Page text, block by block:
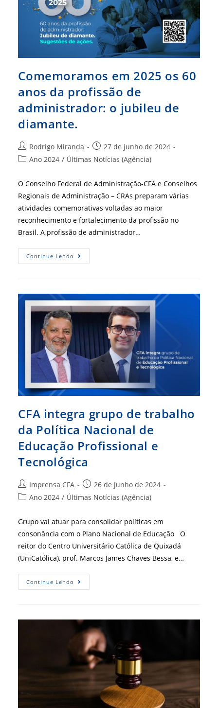
Capacitação
No
CRA-
MA
Comemoramos em 2025 os 60
anos da profissão de
administrador: o jubileu de
diamante.
Autor
do
Rodrigo Miranda
Post
publicado:
27 de junho de 2024
Categoria
post:
Ano 2024 / Últimas Notícias (Agência)
O Conselho Federal de Administração-CFA e Conselhos
Regionais de Administração – CRAs preparam várias
atividades comemorativas voltadas ao maior
reconhecimento e fortalecimento da profissão no
Brasil. A profissão de administrador…
Continue Lendo Comemoramos
Em
Da
Profissão
De
Administrador:
De
Diamante.
CFA integra grupo de trabalho
da Política Nacional de
Educação Profissional e
Tecnológica
Autor
do
Imprensa CFA
Post
publicado:
26 de junho de 2024
Categoria
Ano 2024 / Últimas Notícias (Agência)
Grupo vai atuar para consolidar políticas em
consonância com o Plano Nacional de Educação O
reitor do Centro Universitário Católica de Quixadá
(UniCatólica), prof. Marcos James Chaves Bessa, e…
Continue Lendo CFA
Integra
Política
Nacional
De
Educação
Profissional
Tecnológica